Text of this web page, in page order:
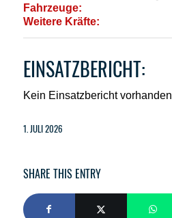
Fahrzeuge:
Weitere Kräfte:
EINSATZBERICHT:
Kein Einsatzbericht vorhanden
1. JULI 2026
SHARE THIS ENTRY